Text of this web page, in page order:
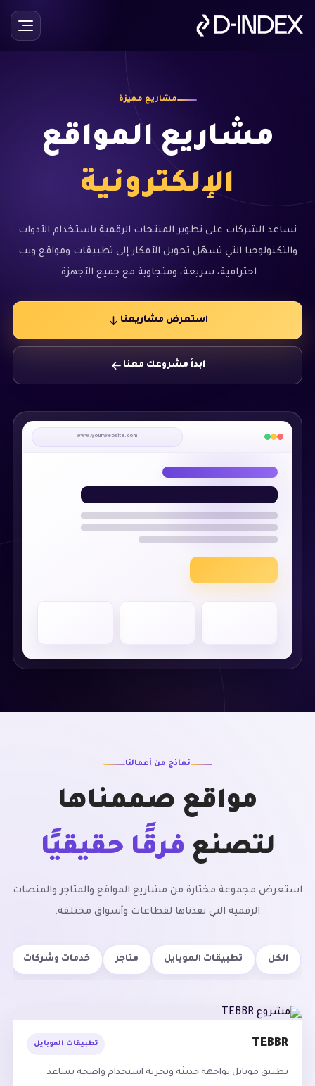
مشاريع مميزة
مشاريع المواقع
الإلكترونية
نساعد الشركات على تطوير المنتجات الرقمية باستخدام الأدوات
والتكنولوجيا التي تسهّل تحويل الأفكار إلى تطبيقات ومواقع ويب
احترافية، سريعة، ومتجاوبة مع جميع الأجهزة.
استعرض مشاريعنا
ابدأ مشروعك معنا
www.yourwebsite.com
نماذج من أعمالنا
مواقع صممناها
لتصنع فرقًا حقيقيًا
استعرض مجموعة مختارة من مشاريع المواقع والمتاجر والمنصات
الرقمية التي نفذناها لقطاعات وأسواق مختلفة.
الكل تطبيقات الموبايل متاجر خدمات وشركات
TEBBR تطبيقات الموبايل
تطبيق موبايل بواجهة حديثة وتجربة استخدام واضحة تساعد